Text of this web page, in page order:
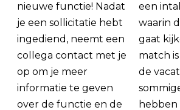
nieuwe functie! Nadat
je een sollicitatie hebt
ingediend, neemt een
collega contact met je
op om je meer
informatie te geven
over de functie en de
een
waarin
gaat
match
de